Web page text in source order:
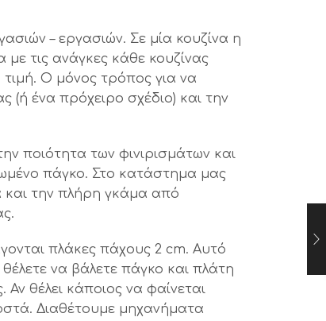
– εργασιών. Σε μία κουζίνα η
τις ανάγκες κάθε κουζίνας
Ο μόνος τρόπος για να
(ή ένα πρόχειρο σχέδιο) και την
ποιότητα των φινιρισμάτων και
πάγκο. Στο κατάστημα μας
και την πλήρη γκάμα από
πλάκες πάχους 2 cm. Αυτό
να βάλετε πάγκο και πλάτη
Αν θέλει κάποιος να φαίνεται
Διαθέτουμε μηχανήματα